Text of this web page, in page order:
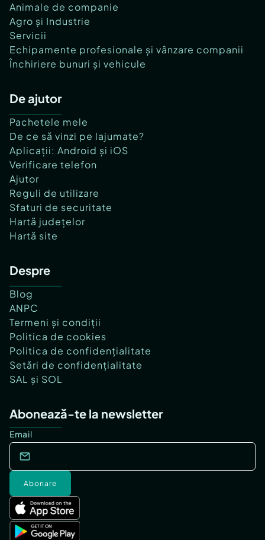
Animale de companie
Agro și Industrie
Servicii
Echipamente profesionale și vânzare companii
Închiriere bunuri și vehicule
De ajutor
Pachetele mele
De ce să vinzi pe lajumate?
Aplicații: Android și iOS
Verificare telefon
Ajutor
Reguli de utilizare
Sfaturi de securitate
Hartă județelor
Hartă site
Despre
Blog
ANPC
Termeni și condiții
Politica de cookies
Politica de confidențialitate
Setări de confidențialitate
SAL și SOL
Abonează-te la newsletter
Email
Abonare